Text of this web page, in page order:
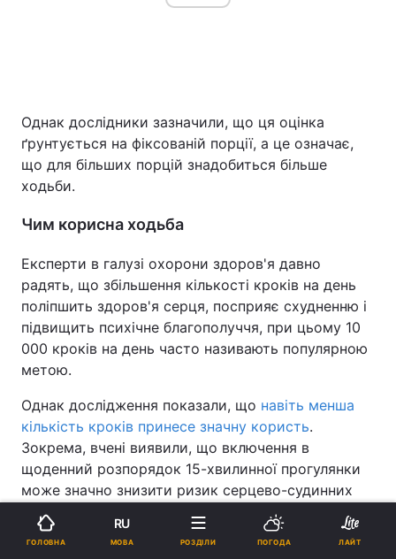
Однак дослідники зазначили, що ця оцінка
ґрунтується на фіксованій порції, а це означає,
що для більших порцій знадобиться більше
ходьби.
Чим корисна ходьба
Експерти в галузі охорони здоров'я давно
радять, що збільшення кількості кроків на день
поліпшить здоров'я серця, посприяє схудненню і
підвищить психічне благополуччя, при цьому 10
000 кроків на день часто називають популярною
метою.
Однак дослідження показали, що навіть менша
кількість кроків принесе значну користь.
Зокрема, вчені виявили, що включення в
щоденний розпорядок 15-хвилинної прогулянки
може значно знизити ризик серцево-судинних
захворювань і передчасної смерті.
Реклама
ГОЛОВНА
RU
МОВА РОЗДІЛИ ПОГОДА ЛАЙТ